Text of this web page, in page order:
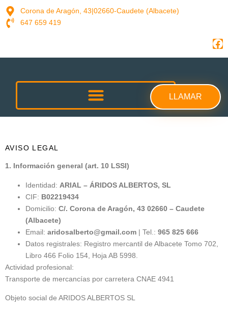
contenido
Corona de Aragón, 43|02660-Caudete (Albacete)
647 659 419
LLAMAR
AVISO LEGAL
1. Información general (art. 10 LSSI)
Identidad: ARIAL – ÁRIDOS ALBERTOS, SL
CIF: B02219434
Domicilio: C/. Corona de Aragón, 43 02660 – Caudete
(Albacete)
Email: aridosalberto@gmail.com | Tel.: 965 825 666
Datos registrales: Registro mercantil de Albacete Tomo 702,
Libro 466 Folio 154, Hoja AB 5998.
Actividad profesional:
Transporte de mercancías por carretera CNAE 4941
Objeto social de ARIDOS ALBERTOS SL